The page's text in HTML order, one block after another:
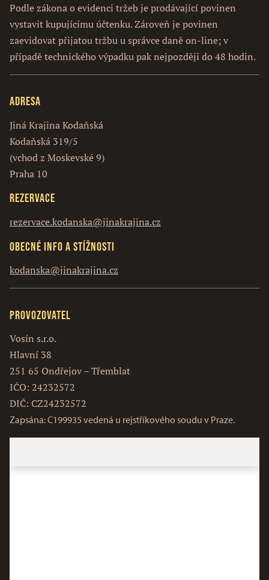
Podle zákona o evidenci tržeb je prodávající povinen
vystavit kupujícímu účtenku. Zároveň je povinen
zaevidovat přijatou tržbu u správce daně on-line; v
případě technického výpadku pak nejpozději do 48 hodin.
Adresa
Jiná Krajina Kodaňská
Kodaňská 319/5
(vchod z Moskevské 9)
Praha 10
Rezervace
rezervace.kodanska@jinakrajina.cz
Obecné info a stížnosti
kodanska@jinakrajina.cz
Provozovatel
Vosín s.r.o.
Hlavní 38
251 65 Ondřejov – Třemblat
IČO: 24232572
DIČ: CZ24232572
Zapsána: C199935 vedená u rejstříkového soudu v Praze.